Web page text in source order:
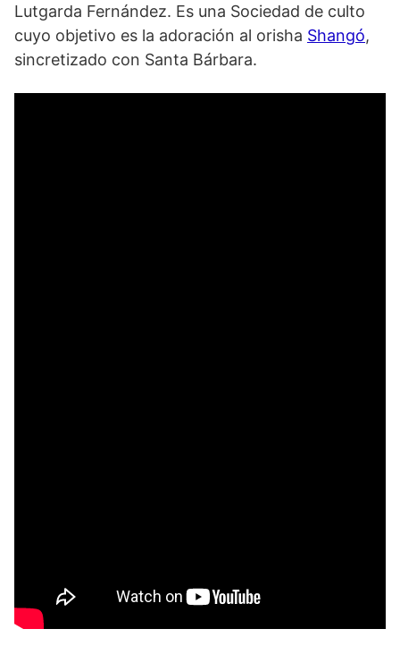
Lutgarda Fernández. Es una Sociedad de culto
cuyo objetivo es la adoración al orisha Shangó,
sincretizado con Santa Bárbara.